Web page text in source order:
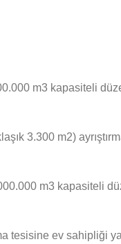
m3 kapasiteli
3.300 m2)
m3 kapasiteli
tesisine ev sahipliği